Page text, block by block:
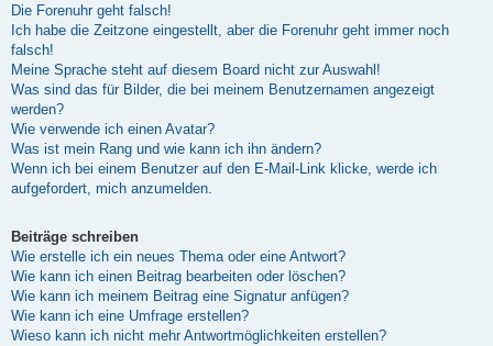
Die Forenuhr geht falsch!
Ich habe die Zeitzone eingestellt, aber die Forenuhr geht immer noch
falsch!
Meine Sprache steht auf diesem Board nicht zur Auswahl!
Was sind das für Bilder, die bei meinem Benutzernamen angezeigt
werden?
Wie verwende ich einen Avatar?
Was ist mein Rang und wie kann ich ihn ändern?
Wenn ich bei einem Benutzer auf den E-Mail-Link klicke, werde ich
aufgefordert, mich anzumelden.
Beiträge schreiben
Wie erstelle ich ein neues Thema oder eine Antwort?
Wie kann ich einen Beitrag bearbeiten oder löschen?
Wie kann ich meinem Beitrag eine Signatur anfügen?
Wie kann ich eine Umfrage erstellen?
Wieso kann ich nicht mehr Antwortmöglichkeiten erstellen?